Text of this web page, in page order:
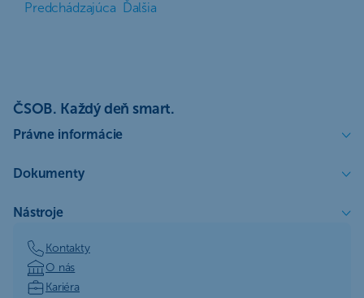
Predchádzajúca Ďalšia
ČSOB. Každý deň smart.
Právne informácie
Dokumenty
Nástroje
Kontakty
O nás
Kariéra